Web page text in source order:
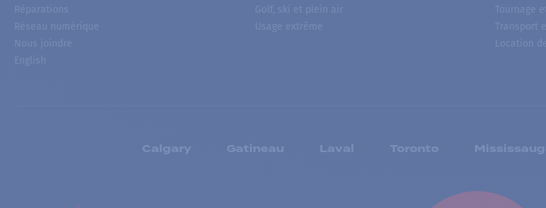
Réparations
Réseau numérique
Nous joindre
English
Golf, ski et plein air
Usage extrême
Tournage
Transport
Location
Calgary Gatineau Laval Toronto